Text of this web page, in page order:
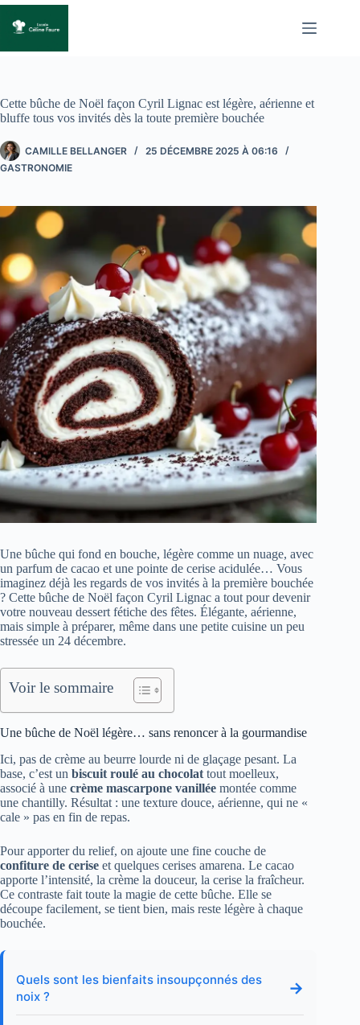
Passer
contenu
Cette bûche de Noël façon Cyril Lignac est légère, aérienne et
bluffe tous vos invités dès la toute première bouchée
CAMILLE BELLANGER
25 DÉCEMBRE 2025 À 06:16
GASTRONOMIE
Une bûche qui fond en bouche, légère comme un nuage, avec
un parfum de cacao et une pointe de cerise acidulée… Vous
imaginez déjà les regards de vos invités à la première bouchée
? Cette bûche de Noël façon Cyril Lignac a tout pour devenir
votre nouveau dessert fétiche des fêtes. Élégante, aérienne,
mais simple à préparer, même dans une petite cuisine un peu
stressée un 24 décembre.
Voir le sommaire
Une bûche de Noël légère… sans renoncer à la gourmandise
Ici, pas de crème au beurre lourde ni de glaçage pesant. La
base, c’est un biscuit roulé au chocolat tout moelleux,
associé à une crème mascarpone vanillée montée comme
une chantilly. Résultat : une texture douce, aérienne, qui ne «
cale » pas en fin de repas.
Pour apporter du relief, on ajoute une fine couche de
confiture de cerise et quelques cerises amarena. Le cacao
apporte l’intensité, la crème la douceur, la cerise la fraîcheur.
Ce contraste fait toute la magie de cette bûche. Elle se
découpe facilement, se tient bien, mais reste légère à chaque
bouchée.
Quels sont les bienfaits insoupçonnés des
noix ?
→